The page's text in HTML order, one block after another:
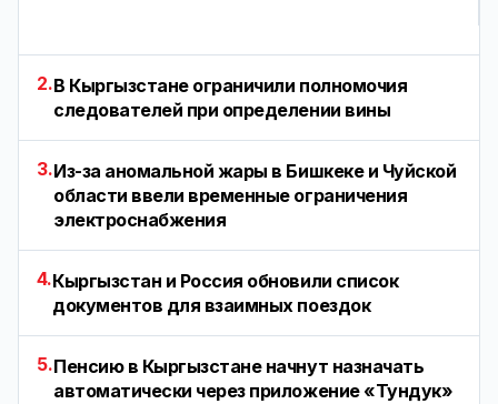
2.В Кыргызстане ограничили полномочия
следователей при определении вины
3.Из-за аномальной жары в Бишкеке и Чуйской
области ввели временные ограничения
электроснабжения
4.Кыргызстан и Россия обновили список
документов для взаимных поездок
5.Пенсию в Кыргызстане начнут назначать
автоматически через приложение «Тундук»